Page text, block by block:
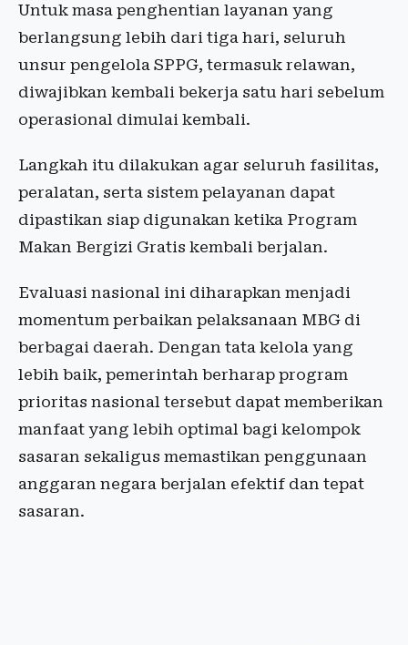
Untuk masa penghentian layanan yang
berlangsung lebih dari tiga hari, seluruh
unsur pengelola SPPG, termasuk relawan,
diwajibkan kembali bekerja satu hari sebelum
operasional dimulai kembali.
Langkah itu dilakukan agar seluruh fasilitas,
peralatan, serta sistem pelayanan dapat
dipastikan siap digunakan ketika Program
Makan Bergizi Gratis kembali berjalan.
Evaluasi nasional ini diharapkan menjadi
momentum perbaikan pelaksanaan MBG di
berbagai daerah. Dengan tata kelola yang
lebih baik, pemerintah berharap program
prioritas nasional tersebut dapat memberikan
manfaat yang lebih optimal bagi kelompok
sasaran sekaligus memastikan penggunaan
anggaran negara berjalan efektif dan tepat
sasaran.